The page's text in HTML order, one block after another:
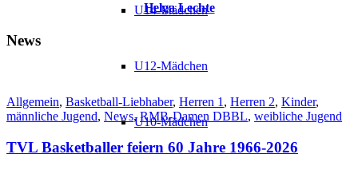
U14-Mädchen
U12-Mädchen
U10-Mädchen
Helga Lechte
News
Allgemein, Basketball-Liebhaber, Herren 1 , Herren 2, Kinder,
männliche Jugend, News,RMB-Damen DBBL, weibliche Jugend
TVL Basketballer feiern 60 Jahre 1966-2026